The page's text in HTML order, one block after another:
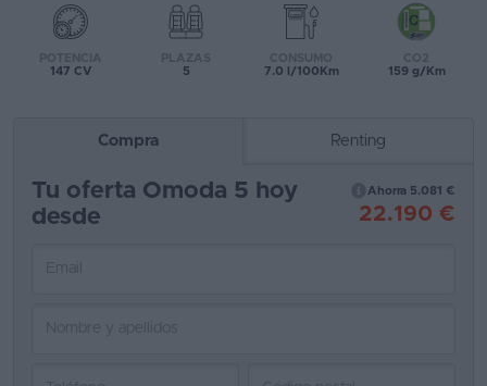
Comparador
Vender
POTENCIA
147 CV
PLAZAS
5
CONSUMO
7.0 l/100Km
CO2
159 g/Km
Compra Renting
Tu oferta Omoda 5 hoy
desde
Ahorra 5.081 €
22.190 €